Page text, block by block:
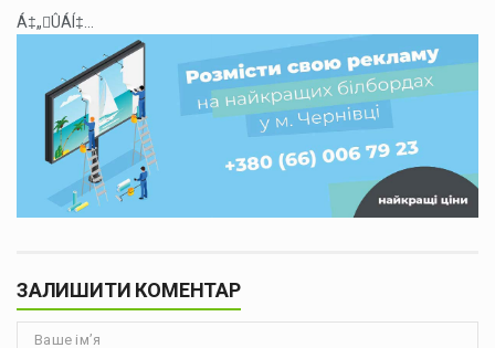
Á‡„ÛÁÍ‡...
ЗАЛИШИТИ КОМЕНТАР